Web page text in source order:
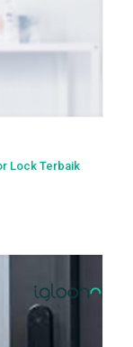
Lock Terbaik